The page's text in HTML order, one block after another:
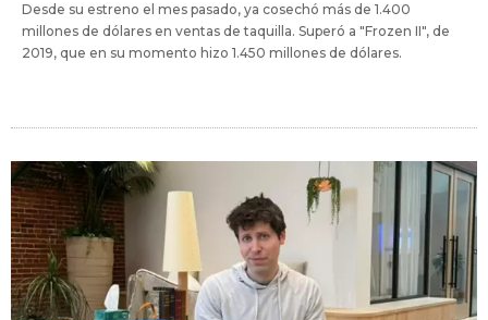
Desde su estreno el mes pasado, ya cosechó más de 1.400
millones de dólares en ventas de taquilla. Superó a "Frozen II", de
2019, que en su momento hizo 1.450 millones de dólares.